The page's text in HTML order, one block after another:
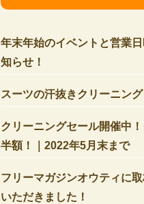
年末年始のイベントと営業
知らせ！
スーツの汗抜きクリーニング
クリーニングセール開催中
半額！｜2022年5月末まで
フリーマガジンオウティに
いただきました！